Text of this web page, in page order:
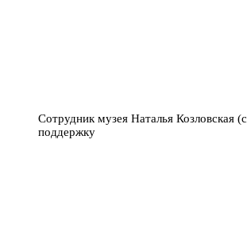
Сотрудник музея Наталья Козловская
поддержку